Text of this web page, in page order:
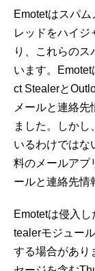
Emotetはスパ
レッドをハイジ
り、これらのス
います。
ct Stealerと
メールと連絡
ました。しかし
いるわけではな
料のメールアプ
ールと連絡先情
Emotetは侵入
tealerモジュー
する場合があり